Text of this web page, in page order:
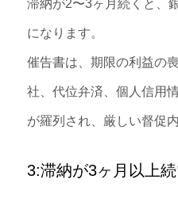
滞納が2〜3ヶ月続くと、
になります。
催告書は、期限の利益の
社、代位弁済、個人信用
が羅列され、厳しい督促
3:滞納が3ヶ月以上